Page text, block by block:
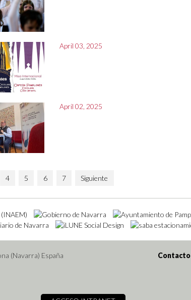
April 03, 2025
April 02, 2025
4 5 6 7 Siguiente
(Navarra) España
Contacto